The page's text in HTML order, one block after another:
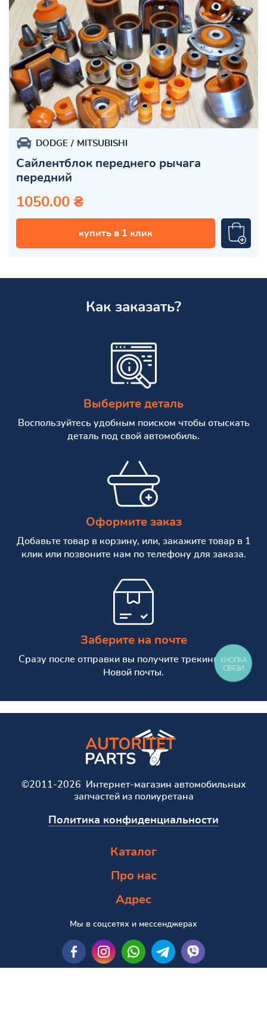
DODGE MITSUBISHI
Сайлентблок переднего рычага
передний
1050.00 ₴
купить в 1 клик
Как заказать?
Выберите деталь
Воспользуйтесь удобным поиском чтобы отыскать
деталь под свой автомобиль.
Оформите заказ
Добавьте товар в корзину, или, закажите товар в 1
клик или позвоните нам по телефону для заказа.
Заберите на почте
Сразу после отправки вы получите трекинг номер
Новой почты.
©2011-2026 Интернет-магазин автомобильных
запчастей из полиуретана
Политика конфиденциальности
Каталог
Про нас
Адрес
Мы в соцсетях и мессенджерах
КНОПКА
СВЯЗИ